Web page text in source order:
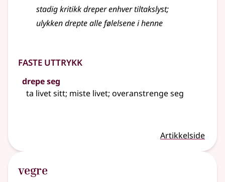
stadig kritikk dreper enhver tiltakslyst;
ulykken drepte alle følelsene i henne
Faste uttrykk
drepe seg
ta livet sitt; miste livet; overanstrenge seg
Artikkelside
vegre